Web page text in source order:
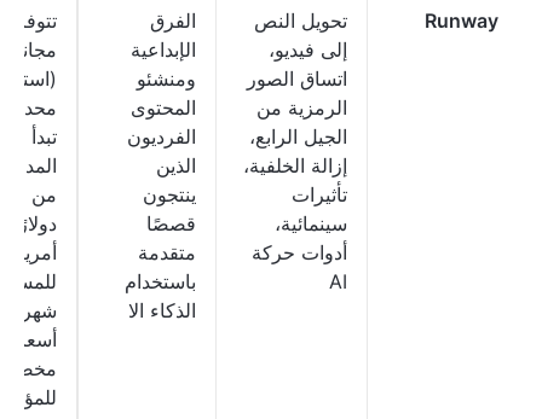
Runway
تحويل النص
إلى فيديو،
اتساق الصور
الرمزية من
الجيل الرابع،
إزالة الخلفية،
تأثيرات
سينمائية،
أدوات حركة
AI
الفرق
الإبداعية
ومنشئو
المحتوى
الفرديون
الذين
ينتجون
قصصًا
متقدمة
باستخدام
الذكاء الا
تتوفر
مجانية
تبدأ
دولارًا
أمريكيًا
شهريًا؛
أسعار